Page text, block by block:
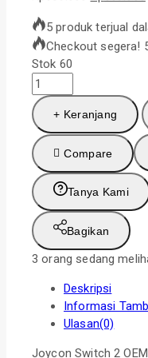
5 produk terjual
Checkout segera!
Stok 60
Kuantitas
Joycon
Joy
Con
Joy-
Con
Nintendo
Switch
2
Switch2
NS2
Controller
Third
Party
+ Keranjang
Compare
Tanya Kami
Bagikan
3 orang sedang
Deskripsi
Informasi
Ulasan(0)
Joycon Switch 2